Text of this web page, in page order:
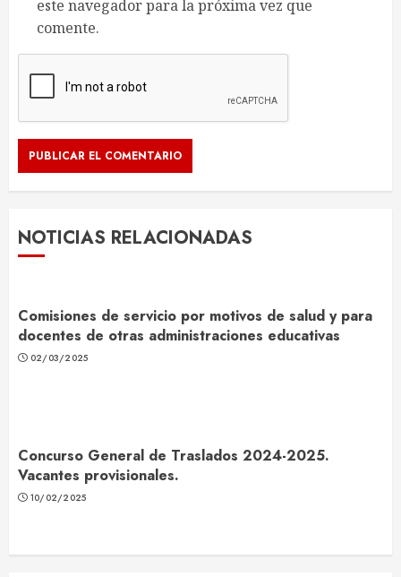
este navegador para la próxima vez que
comente.
NOTICIAS RELACIONADAS
Comisiones de servicio por motivos de salud y para
docentes de otras administraciones educativas
02/03/2025
Concurso General de Traslados 2024-2025.
Vacantes provisionales.
10/02/2025